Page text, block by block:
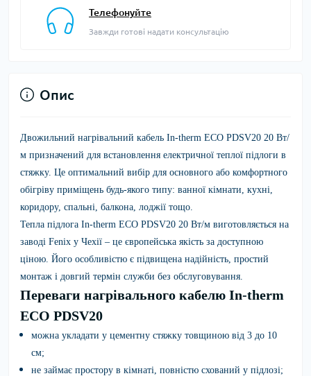
Телефонуйте
Завжди готові надати консультацію
Опис
Двожильний нагрівальний кабель In-therm ECO PDSV20 20 Вт/
м призначений для встановлення електричної теплої підлоги в
стяжку. Це оптимальний вибір для основного або комфортного
обігріву приміщень будь-якого типу: ванної кімнати, кухні,
коридору, спальні, балкона, лоджії тощо.
Тепла підлога In-therm ECO PDSV20 20 Вт/м виготовляється на
заводі Fenix у Чехії – це європейська якість за доступною
ціною. Його особливістю є підвищена надійність, простий
монтаж і довгий термін служби без обслуговування.
Переваги нагрівального кабелю In-therm
ECO PDSV20
можна укладати у цементну стяжку товщиною від 3 до 10
см;
не займає простору в кімнаті, повністю схований у підлозі;